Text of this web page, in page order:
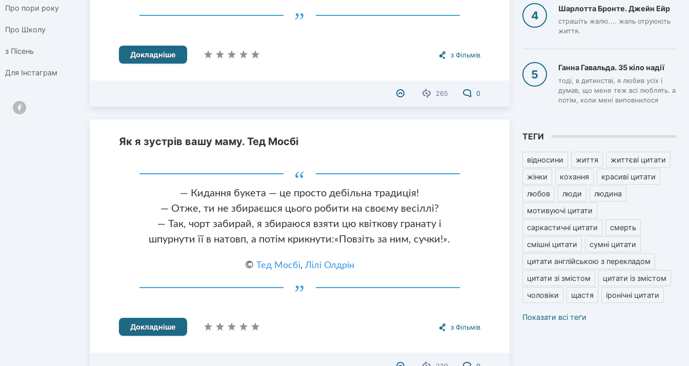
Про пори року
Про Школу
з Пісень
Для Інстаграм
з Фільмів
Докладніше
265 0
Як я зустрів вашу маму. Тед Мосбі
— Кидання букета — це просто дебільна традиція!
— Отже, ти не збираєшся цього робити на своєму весіллі?
— Так, чорт забирай, я збираюся взяти цю квіткову гранату і
шпурнути її в натовп, а потім крикнути:«Повзіть за ним, сучки!».
© Тед Мосбі, Лілі Олдрін
з Фільмів
Докладніше
Шарлотта Бронте. Джейн Ейр
страшіть жалю.... жаль отруюють
життя.
Ганна Гавальда. 35 кіло надії
тоді, в дитинстві, я любив усіх і
думав, що мене теж всі люблять. а
потім, коли мені виповнилося
ТЕГИ
відносини життя
життєві цитати
жінки
кохання
красиві цитати
любов
люди
людина
мотивуючі цитати
саркастичні цитати
смерть
смішні цитати
сумні цитати
цитати англійською з перекладом
цитати зі змістом
цитати із змістом
чоловіки
щастя іронічні цитати
Показати всі теґи